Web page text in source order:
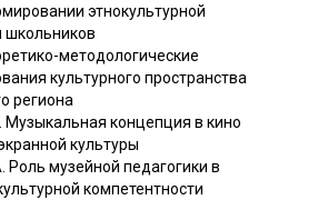
этнокультурной
методологические
культурного пространства
региона
концепция в кино
культуры
Роль музейной педагогики в
компетентности